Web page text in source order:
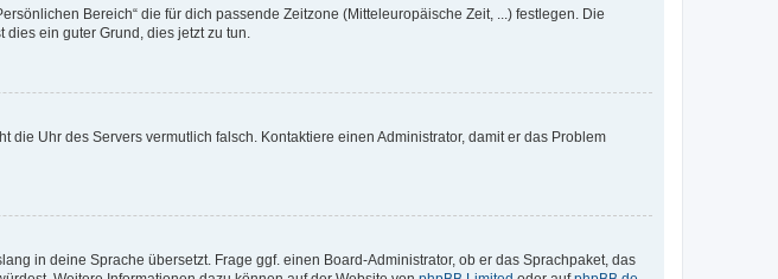
Bereich“ die für dich passende Zeitzone (Mitteleuropäische Zeit, ...) festlegen. Die
ein guter Grund, dies jetzt zu tun.
Uhr des Servers vermutlich falsch. Kontaktiere einen Administrator, damit er das Problem
in deine Sprache übersetzt. Frage ggf. einen Board-Administrator, ob er das Sprachpaket, das